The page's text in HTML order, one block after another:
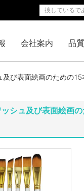
会社案内 品
び表面絵画のための
シュ及び表面絵画